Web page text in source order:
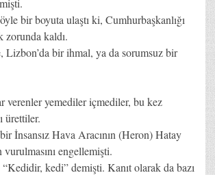
bir boyuta ulaştı ki, Cumhurbaşkanlığı
zorunda kaldı.
Lizbon’da bir ihmal, ya da sorumsuz bir
verenler yemediler içmediler, bu kez
ürettiler.
İnsansız Hava Aracının (Heron) Hatay
engellemişti.
kedi” demişti. Kanıt olarak da bazı